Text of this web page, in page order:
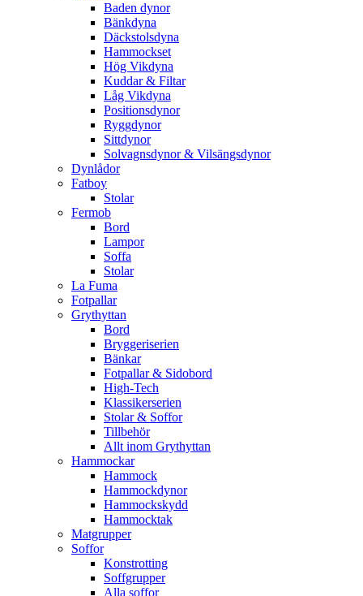
Baden dynor
Bänkdyna
Däckstolsdyna
Hammockset
Hög Vikdyna
Kuddar & Filtar
Låg Vikdyna
Positionsdynor
Ryggdynor
Sittdynor
Solvagnsdynor & Vilsängsdynor
Dynlådor
Fatboy
Stolar
Fermob
Bord
Lampor
Soffa
Stolar
La Fuma
Fotpallar
Grythyttan
Bord
Bryggeriserien
Bänkar
Fotpallar & Sidobord
High-Tech
Klassikerserien
Stolar & Soffor
Tillbehör
Allt inom Grythyttan
Hammockar
Hammock
Hammockdynor
Hammockskydd
Hammocktak
Matgrupper
Soffor
Konstrotting
Soffgrupper
Alla soffor